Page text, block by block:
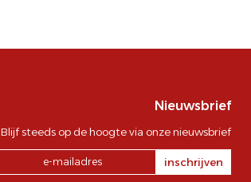
Nieuwsbrief
Blijf steeds op de hoogte via onze nieuwsbrief
inschrijven